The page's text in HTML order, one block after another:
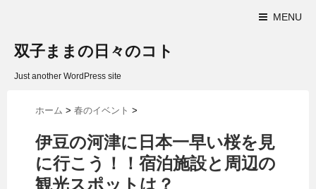
MENU
双子ままの日々のコト
Just another WordPress site
ホーム > 春のイベント >
伊豆の河津に日本一早い桜を見
に行こう！！宿泊施設と周辺の
観光スポットは？